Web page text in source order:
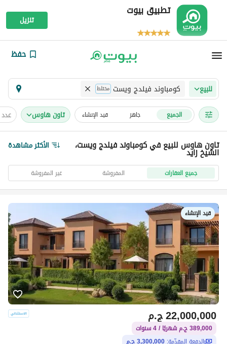
تطبيق بيوت
تنزيل
حفظ
للبيع كومباوند فيلدج ويست مختلط
الجميع جاهز قيد الإنشاء تاون هاوس
تاون هاوس للبيع في كومباوند فيلدج ويست،
الشيخ زايد الأكثر مشاهدة
جميع العقارات المفروشة غير المفروشة
قيد الإنشاء
ج.م22,000,000
389,000 ج.م شهريًا / 4 سنوات
الدفعة المقدّمة: 3,300,000 ج.م